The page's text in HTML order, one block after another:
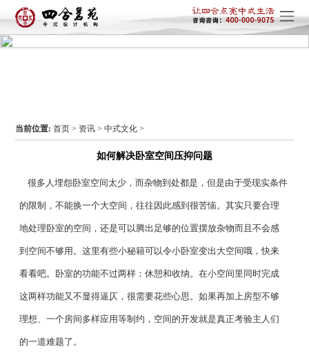
当前位置: 首页 > 资讯 >中式文化 >
如何解决卧室空间压抑问题
很多人埋怨卧室空间太少，而杂物到处都是，但是由于受现实条件
的限制，不能换一个大空间，往往因此感到很苦恼。其实只要合理
地处理卧室的空间，还是可以腾出足够的位置摆放杂物而且不会感
到空间不够用。这里有些小秘籍可以令小卧室变出大空间哦，快来
看看吧。卧室的功能不过两样：休憩和收纳。在小空间里同时完成
这两样功能又不显得逼仄，很需要花些心思。如果再加上房型不够
理想、一个房间多样应用等制约，空间的开发就是真正考验主人们
的一道难题了。